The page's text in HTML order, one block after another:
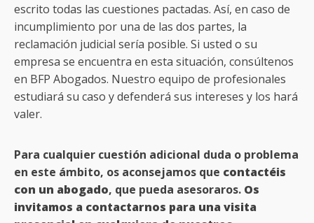
escrito todas las cuestiones pactadas. Así, en caso de
incumplimiento por una de las dos partes, la
reclamación judicial sería posible. Si usted o su
empresa se encuentra en esta situación, consúltenos
en BFP Abogados. Nuestro equipo de profesionales
estudiará su caso y defenderá sus intereses y los hará
valer.
Para cualquier cuestión adicional duda o problema
en este ámbito, os aconsejamos que contactéis
con un abogado, que pueda asesoraros. Os
invitamos a contactarnos para una visita